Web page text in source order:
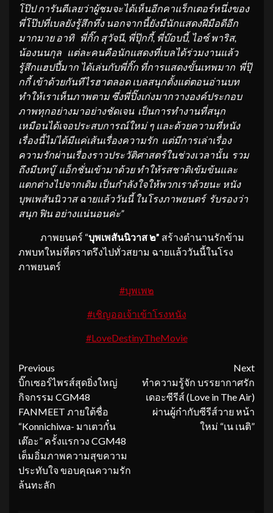
โป๊ป การันตีเลยว่าผู้ชมจะได้เห็นอีกคาแร็กเตอร์หนึ่งของ
พี่โป๊ปที่เบลยังรู้สึกทึ่ง นอกจากนี้ยังมีนักแสดงฝีมือดีอีก
มากมาย อาทิ พี่กิ๊ก สุวัจนี, พี่ปุ๊กกี้, พี่บ๊อบบี้, ไอซ์ พาริส,
น้องนนกุล แต่ละคนคือนักแสดงที่เบลได้ร่วมงานแล้ว
รู้สึกแฮปปี้มาก ได้เล่นกับพี่กิ๊ก ที่การแสดงขั้นเทพมาก พี่ปุ๊
กกี้ เข้าด้วยกันทีไรฮาตลอด เบลสนุกตั้งแต่ตอนอ่านบท
ทำให้เราเห็นภาพตาม ซึ่งพี่ปิ๊งเก่งมากวางองค์ประกอบ
ภาพทุกอย่างมาอย่างชัดเจน เป็นการทำงานที่สนุก
เหมือนได้เจอประสบการณ์ใหม่ ๆ และด้วยความที่หนัง
เรื่องนี้ไม่ได้มีแค่เส้นเรื่องความรัก แต่มีการเล่าเรื่อง
ความรักผ่านเรื่องราวประวัติศาสตร์ในช่วงเวลานั้น รวม
ถึงมีบทบู๊ แอ็กชั่นเข้ามาด้วย ทำให้รสชาติเข้มข้นและ
แตกต่างไปจากเดิม เป็นกำลังใจให้พวกเราด้วยนะ หนัง
บุพเพสันนิวาส ฉายแล้ววันนี้ ในโรงภาพยนตร์ รับรองว่า
สนุก ฟิน อย่างแน่นอนค่ะ”
ภาพยนตร์ “บุพเพสันนิวาส ๒” สร้างตำนานรักข้าม
ภพบทใหม่ที่ตราตรึงไปทั่วสยาม ฉายแล้ววันนี้ในโรง
ภาพยนตร์
#บุพเพ๒
#เชิญออเจ้าเข้าโรงหนัง
#LoveDestinyTheMovie
Continue
Reading
Previous
บิ๊กเซอร์ไพรส์สุดยิ่งใหญ่
กิจกรรม CGM48
FANMEET ภายใต้ชื่อ
“Konnichiwa- มาเตวกั๋น
เต๊อะ” ครั้งแรกวง CGM48
เต็มอิ่มภาพความสุขความ
ประทับใจ ขอบคุณความรัก
ล้นทะลัก
Next
ทำความรู้จัก บรรยากาศรัก
เดอะซีรีส์ (Love in The Air)
ผ่านผู้กำกับซีรีส์วาย หน้า
ใหม่ “เน เนติ”